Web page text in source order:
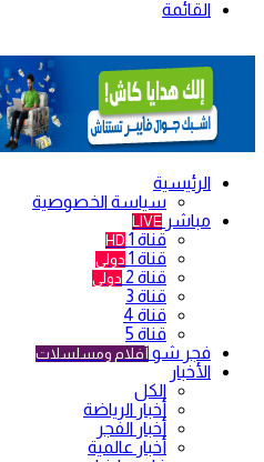
القائمة
الرئيسية
سياسة الخصوصية
مباشر LIVE
قناة 1 HD
قناة 1 دولي
قناة 2 دولي
قناة 3
قناة 4
قناة 5
فجر شو أفلام ومسلسلات
الأخبار
الكل
أخبار الرياضة
أخبار الفجر
أخبار عالمية